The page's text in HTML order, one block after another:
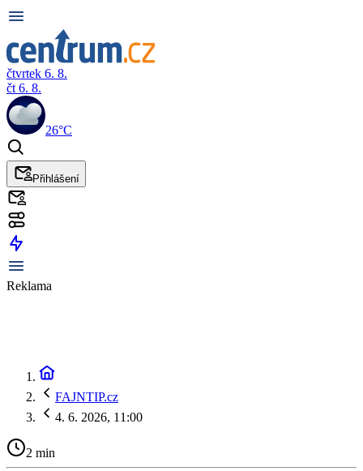
čtvrtek 6. 8.
čt 6. 8.
26°C
Přihlášení
Reklama
FAJNTIP.cz
4. 6. 2026, 11:00
2 min